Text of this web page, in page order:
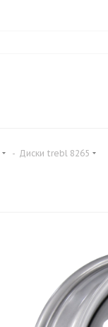
- Диски trebl 8265